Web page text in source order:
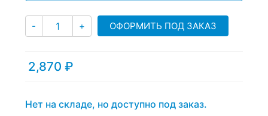
- Количество
+ ОФОРМИТЬ ПОД ЗАКАЗ
2,870 ₽
Нет на складе, но доступно под заказ.